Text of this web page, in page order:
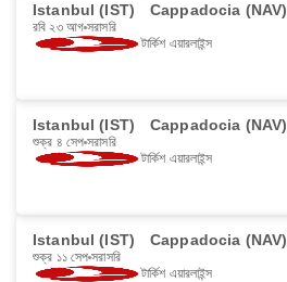
Istanbul (IST) Cappadocia (NAV)
রবি ২৩ আগ সরাসরি
টার্কিশ এয়ারলাইন্স
Istanbul (IST) Cappadocia (NAV)
শুক্র ৪ সেপ সরাসরি
টার্কিশ এয়ারলাইন্স
Istanbul (IST) Cappadocia (NAV)
শুক্র ১১ সেপ সরাসরি
টার্কিশ এয়ারলাইন্স